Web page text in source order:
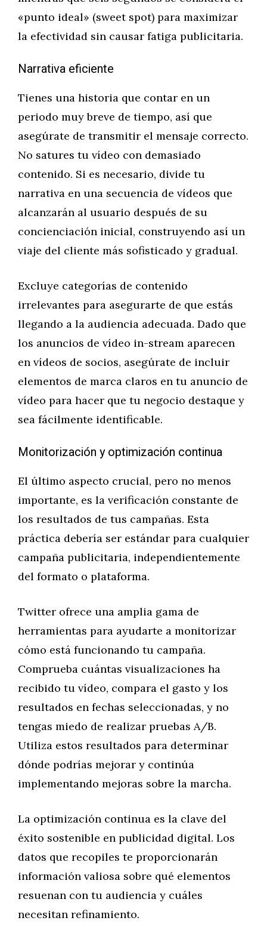
«punto ideal» (sweet spot) para maximizar
la efectividad sin causar fatiga publicitaria.
Narrativa eficiente
Tienes una historia que contar en un
periodo muy breve de tiempo, así que
asegúrate de transmitir el mensaje correcto.
No satures tu vídeo con demasiado
contenido. Si es necesario, divide tu
narrativa en una secuencia de vídeos que
alcanzarán al usuario después de su
concienciación inicial, construyendo así un
viaje del cliente más sofisticado y gradual.
Excluye categorías de contenido
irrelevantes para asegurarte de que estás
llegando a la audiencia adecuada. Dado que
los anuncios de vídeo in-stream aparecen
en vídeos de socios, asegúrate de incluir
elementos de marca claros en tu anuncio de
vídeo para hacer que tu negocio destaque y
sea fácilmente identificable.
Monitorización y optimización continua
El último aspecto crucial, pero no menos
importante, es la verificación constante de
los resultados de tus campañas. Esta
práctica debería ser estándar para cualquier
campaña publicitaria, independientemente
del formato o plataforma.
Twitter ofrece una amplia gama de
herramientas para ayudarte a monitorizar
cómo está funcionando tu campaña.
Comprueba cuántas visualizaciones ha
recibido tu vídeo, compara el gasto y los
resultados en fechas seleccionadas, y no
tengas miedo de realizar pruebas A/B.
Utiliza estos resultados para determinar
dónde podrías mejorar y continúa
implementando mejoras sobre la marcha.
La optimización continua es la clave del
éxito sostenible en publicidad digital. Los
datos que recopiles te proporcionarán
información valiosa sobre qué elementos
resuenan con tu audiencia y cuáles
necesitan refinamiento.